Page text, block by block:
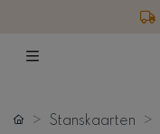
Stanskaarten